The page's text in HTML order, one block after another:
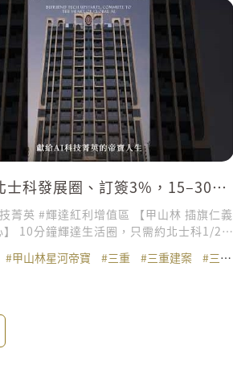
泳池｜城市秘境花園 🏆 防水10年保固｜
築 🏆 甲山林精工品質｜美國UL Solutions
🚨早鳥讓利席次！搶先預約中！ 接待會
三重區仁義街95號旁(全聯旗艦店旁) 貴賓
付費專線：0800-366--838
產理財中心：台北市龍江路128號 貴賓專
7788 建築代銷：丰雲廣告有限公司
區
士科發展圈、訂簽3%，15–30坪
宅【甲山林星河帝寶】
甲山林 插旗仁義
】 10分鐘輝達生活圈，只需約北士科1/2價
，25米露天花園泳
聚落 ✨甲山林精工品質，耐震六級，精
✨美國UL「生產履歷」與「健康建築」雙
#甲山林星河帝寶 #三重 #三重建案 #三重預售屋